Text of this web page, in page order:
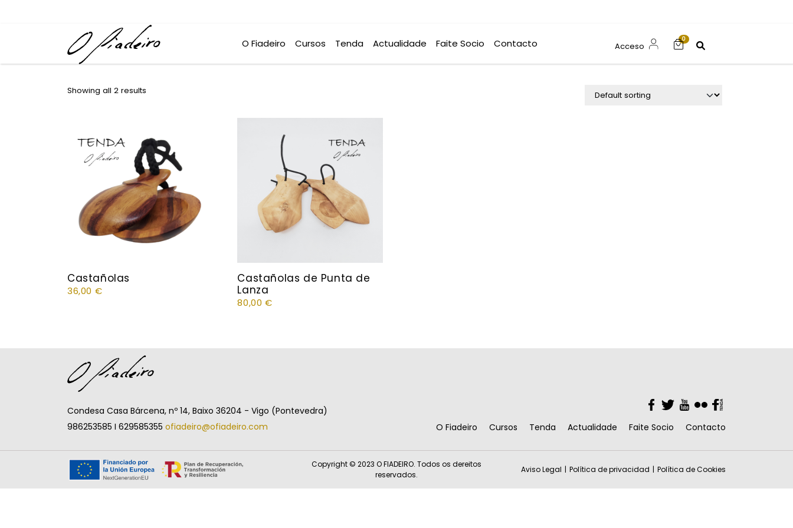
O Fiadeiro Cursos Tenda Actualidade Faite Socio Contacto Acceso
0
Showing all 2 results
Castañolas
36,00 €
Castañolas de Punta de
Lanza
80,00€
Condesa Casa Bárcena, nº 14, Baixo 36204 - Vigo (Pontevedra)
986253585 I 629585355 ofiadeiro@ofiadeiro.com
Facebook
Twitter
YouTube
FlickrFacebook
O Fiadeiro Cursos Tenda Actualidade Faite Socio Contacto
Copyright © 2023 O FIADEIRO. Todos os dereitos
reservados.
Aviso Legal Política de privacidad Política de Cookies